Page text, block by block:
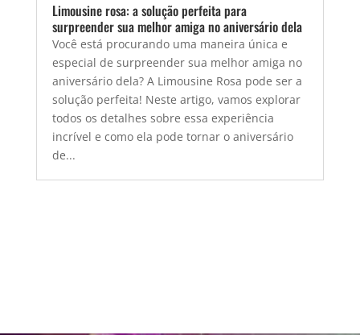
Limousine rosa: a solução perfeita para
surpreender sua melhor amiga no aniversário dela
Você está procurando uma maneira única e
especial de surpreender sua melhor amiga no
aniversário dela? A Limousine Rosa pode ser a
solução perfeita! Neste artigo, vamos explorar
todos os detalhes sobre essa experiência
incrível e como ela pode tornar o aniversário
de...